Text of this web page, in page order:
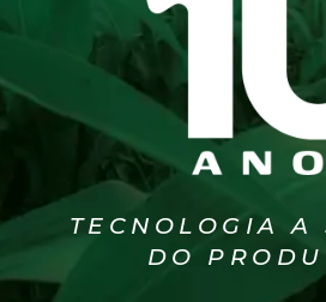
TECNOLOGIA A
DO